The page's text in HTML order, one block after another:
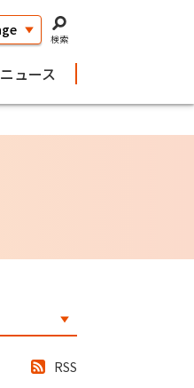
検索
ニュース
RSS